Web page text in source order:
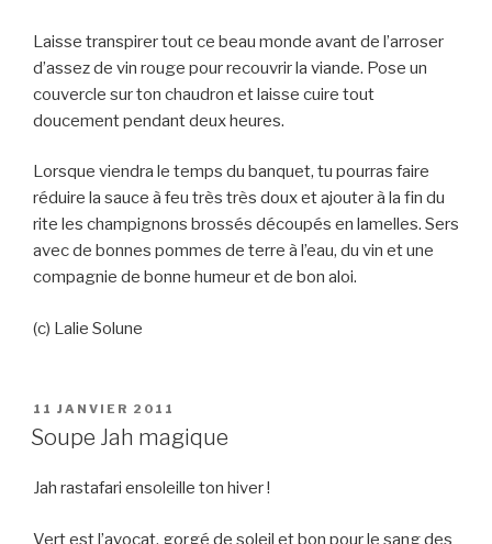
Laisse transpirer tout ce beau monde avant de l’arroser
d’assez de vin rouge pour recouvrir la viande. Pose un
couvercle sur ton chaudron et laisse cuire tout
doucement pendant deux heures.
Lorsque viendra le temps du banquet, tu pourras faire
réduire la sauce à feu très très doux et ajouter à la fin du
rite les champignons brossés découpés en lamelles. Sers
avec de bonnes pommes de terre à l’eau, du vin et une
compagnie de bonne humeur et de bon aloi.
(c) Lalie Solune
PUBLIÉ
LE
11 JANVIER 2011
Soupe Jah magique
Jah rastafari ensoleille ton hiver !
Vert est l’avocat, gorgé de soleil et bon pour le sang des